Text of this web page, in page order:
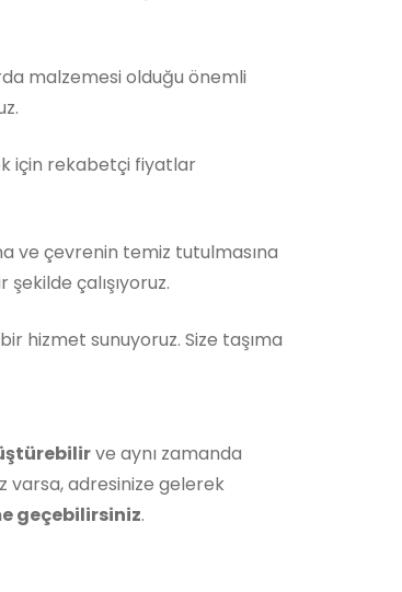
malzemesi olduğu önemli
için rekabetçi fiyatlar
ve çevrenin temiz tutulmasına
çalışıyoruz.
hizmet sunuyoruz. Size taşıma
ve aynı zamanda
varsa, adresinize gelerek
geçebilirsiniz.